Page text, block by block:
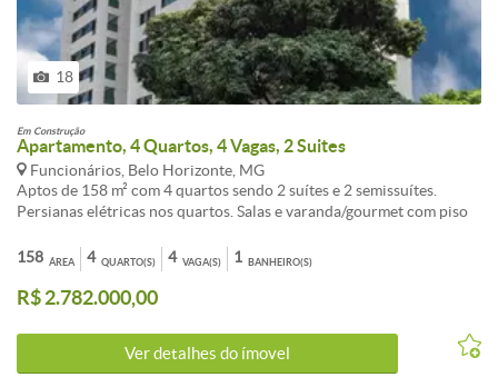
18
Em Construção
Apartamento, 4 Quartos, 4 Vagas, 2 Suites
Funcionários, Belo Horizonte, MG
Aptos de 158 m² com 4 quartos sendo 2 suítes e 2 semissuítes.
Persianas elétricas nos quartos. Salas e varanda/gourmet com piso
Informações complementares: Lazer completo com salão de festas,
espaço gourmet, piscinas aquecidas adulto com raia e infantil, sauna
a vapor integrada à piscina, sala de massagem, espaço kids,
quadra esportiva e muito mais! * Previsão para instalação de ar
condicionado Split nos quartos dos apartamentos. Apartamentos de
ÁREA
158 QUARTO(S)
4 VAGA(S)
4 BANHEIRO(S)
1
R$ 2.782.000,00
Ver detalhes do ímovel